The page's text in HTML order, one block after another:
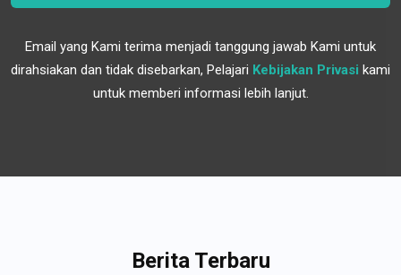
Email yang Kami terima menjadi tanggung jawab Kami untuk
dirahsiakan dan tidak disebarkan, Pelajari Kebijakan Privasi kami
untuk memberi informasi lebih lanjut.
Berita Terbaru